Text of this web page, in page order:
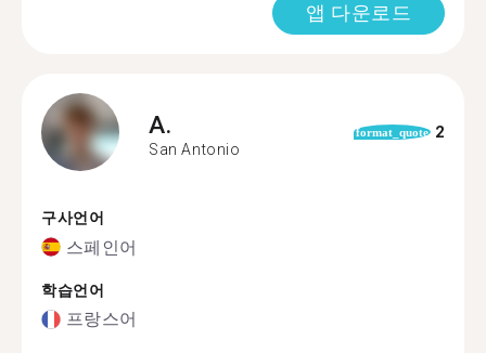
앱 다운로드
A.
San Antonio
format_quote 2
구사언어
스페인어
학습언어
프랑스어